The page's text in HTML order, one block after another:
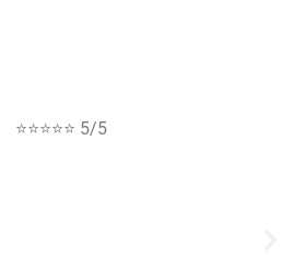
⭐⭐⭐⭐⭐ 5/5